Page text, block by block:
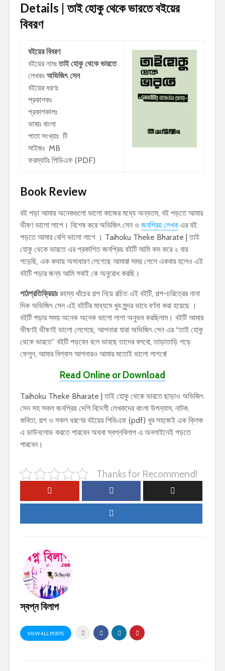
Details | তাই হোকু থেকে ভারতেবইয়ের
বিবরণ
বইয়ের বিবরণ
বইয়ের নামঃতাই হোকু থেকে ভারতে
লেখকঃ অভিজিৎ সেন
বইয়ের ধরণঃ
প্রকাশকঃ
প্রকাশকালঃ
ভাষাঃ বাংলা
পাতা সংখ্যাঃ টি
সাইজঃ MB
ফরম্যাটঃ পিডিএফ (PDF)
Book Review
বই পড়া আমার অনেকগুলো ভালো কাজের মধ্যে অন্যতম, বই পড়তে আমার
ভীষণ ভালো লাগে। বিশেষ করে অভিজিৎ সেন ও জনপ্রিয় লেখক এর বই
পড়তে আমার বেশি ভালো লাগে । Taihoku Theke Bharate | তাই
হোকু থেকে ভারতে এর প্রকাশিত জনপ্রিয় বইটি আমি কম করে ২ বার
পড়েছি, এক কথায় অসাধারণ লেগেছে আমার! সময় পেলে একবার হলেও এই
বইটি পড়ার জন্য আমি সবাই কে অনুরোধ করছি।
পাঠপ্রতিক্রিয়াঃরহস্য ধাঁচের গল্প নিয়ে রচিত এই বইটি, গল্প-চরিত্রের নানা
দিক অভিজিৎ সেন এই বইটির মাধ্যমে খুব সুন্দর ভাবে বর্ণনা করা হয়েছে ।
বইটি পড়ার সময় অনেক অনেক ভালো লাগা অনুভব করছিলাম। বইটি আমার
ভীষণই ভীষণই ভালো লেগেছে, আপনারা যারা অভিজিৎ সেন এর “তাই হোকু
থেকে ভারতে” বইটি পড়বেন বলে ভাবছে তাদের বলবো, তাড়াতাড়ি পড়ে
ফেলুন, আমার বিশ্বাস আপনারও আমার মতোই ভালো লাগবে!
Read Online or Download
Taihoku Theke Bharate | তাই হোকু থেকে ভারতে ছাড়াও অভিজিৎ
সেন সহ সকল জনপ্রিয় দেশি বিদেশী লেখকদের বাংলা উপন্যাস, নাটক,
কবিতা, গল্প ও সকল ধরণের বইয়ের পিডিএফ (pdf) খুব সহজেই এক ক্লিক
এ ডাউনলোড করতে পারবেন অথবা স্বপ্নবিলাপ এ অনলাইনেই পড়তে
পারবেন।
Thanks for Recommend!
স্বপ্ন বিলাপ
VIEW ALL POSTS